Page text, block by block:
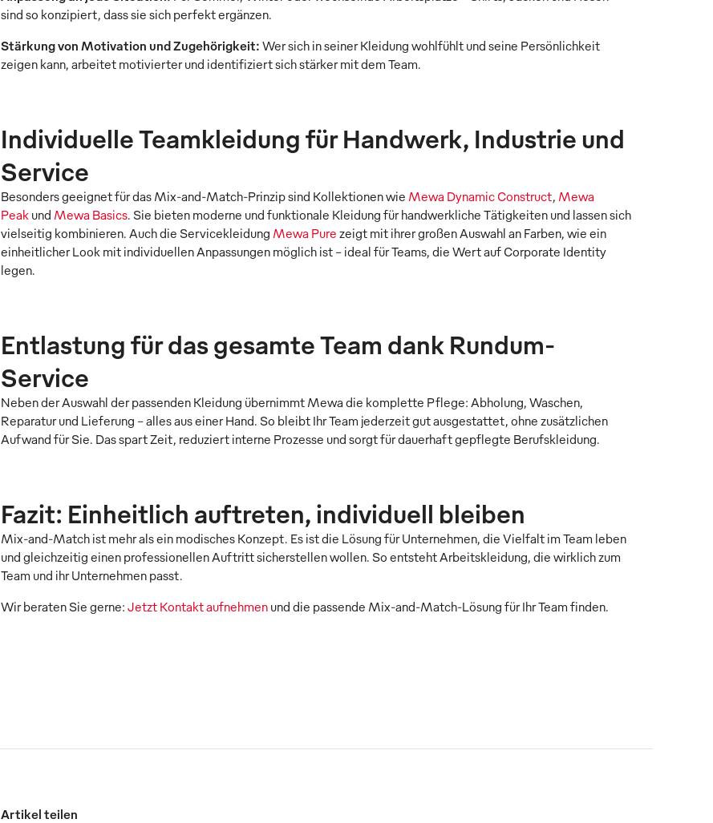
sind so konzipiert, dass sie sich perfekt ergänzen.
Stärkung von Motivation und Zugehörigkeit: Wer sich in seiner Kleidung wohlfühlt und seine Persönlichkeit
zeigen kann, arbeitet motivierter und identifiziert sich stärker mit dem Team.
Individuelle Teamkleidung für Handwerk, Industrie und
Service
Besonders geeignet für das Mix-and-Match-Prinzip sind Kollektionen wie Mewa Dynamic Construct, Mewa
Peak und Mewa Basics. Sie bieten moderne und funktionale Kleidung für handwerkliche Tätigkeiten und lassen sich
vielseitig kombinieren. Auch die Servicekleidung Mewa Pure zeigt mit ihrer großen Auswahl an Farben, wie ein
einheitlicher Look mit individuellen Anpassungen möglich ist – ideal für Teams, die Wert auf Corporate Identity
legen.
Entlastung für das gesamte Team dank Rundum-
Service
Neben der Auswahl der passenden Kleidung übernimmt Mewa die komplette Pflege: Abholung, Waschen,
Reparatur und Lieferung – alles aus einer Hand. So bleibt Ihr Team jederzeit gut ausgestattet, ohne zusätzlichen
Aufwand für Sie. Das spart Zeit, reduziert interne Prozesse und sorgt für dauerhaft gepflegte Berufskleidung.
Fazit: Einheitlich auftreten, individuell bleiben
Mix-and-Match ist mehr als ein modisches Konzept. Es ist die Lösung für Unternehmen, die Vielfalt im Team leben
und gleichzeitig einen professionellen Auftritt sicherstellen wollen. So entsteht Arbeitskleidung, die wirklich zum
Team und ihr Unternehmen passt.
Wir beraten Sie gerne:Jetzt Kontakt aufnehmen und die passende Mix-and-Match-Lösung für Ihr Team finden.
Artikel teilen